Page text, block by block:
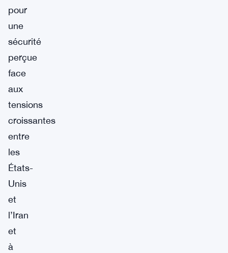
pour
une
sécurité
perçue
face
aux
tensions
croissantes
entre
les
États-
Unis
et
l’Iran
et
à